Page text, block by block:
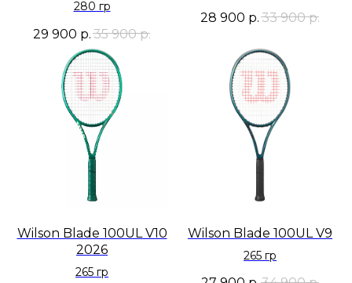
280 гр
29 900 р. 35 900 р.
28 900 р. 33 900 р.
Wilson Blade 100UL V10
2026
265 гр
Wilson Blade 100UL V9
265 гр